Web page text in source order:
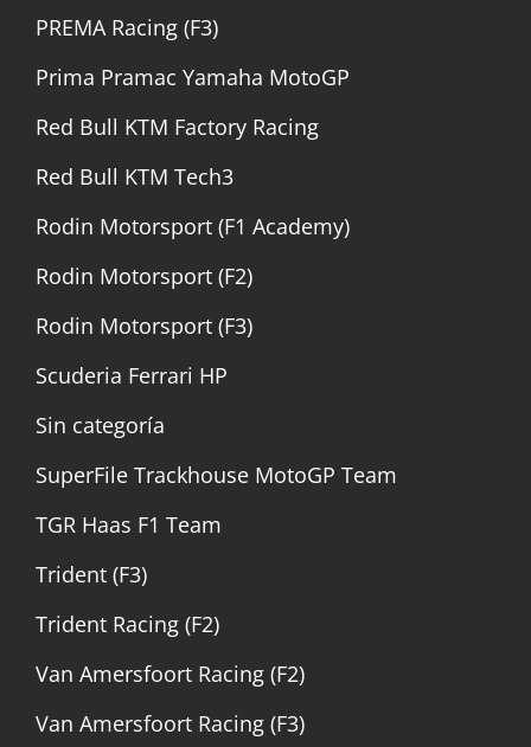
PREMA Racing (F3)
Prima Pramac Yamaha MotoGP
Red Bull KTM Factory Racing
Red Bull KTM Tech3
Rodin Motorsport (F1 Academy)
Rodin Motorsport (F2)
Rodin Motorsport (F3)
Scuderia Ferrari HP
Sin categoría
SuperFile Trackhouse MotoGP Team
TGR Haas F1 Team
Trident (F3)
Trident Racing (F2)
Van Amersfoort Racing (F2)
Van Amersfoort Racing (F3)